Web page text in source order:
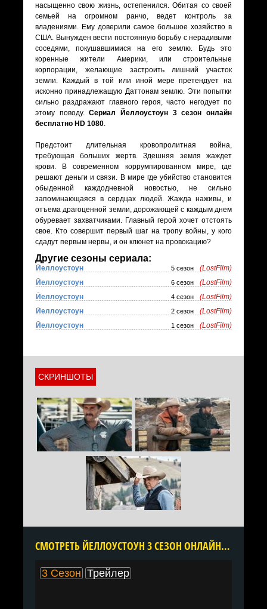
насыщенно свою жизнь, остепенился. Обитая со своей
семьей на огромном ранчо, ведет контроль за
владениями. Ему доверили самое большое хозяйство в
США. Вынужден вести постоянную борьбу с нерадивыми
соседями, покушавшимися на его землю. Будь это
коренные жители Америки, или строительные
корпорации, желающие застроить лишний участок
земли. Каждый в той или иной мере претендует на
исконно принадлежащую Даттонам землю. Эти попытки
сильно раздражают главного героя, часто негодует по
этому поводу.Сериал Йеллоустоун 3 сезон онлайн
бесплатно HD 1080.
Предстоит длительная кровопролитная война,
требующая больших жертв. Здешняя земля жаждет
крови. В современном коррумпированном мире, где
решают деньги и связи. В мире где убийство становится
обыденной каждодневной новостью, не сильно
запоминающаяся в сердцах людей. Жажда наживы, и
отъема драгоценной земли, дорожающей с каждым днем
обуревает захватчиками. Главный герой хочет отстоять
свое. Кто совершит первый шаг на тропу войны, у кого
сдадут первым нервы, и он клюнет на провокацию?
Другие сезоны сериала:
Йеллоустоун 5 сезон
(LostFilm)
Йеллоустоун
6 сезон
(LostFilm)
Йеллоустоун
4 сезон
(LostFilm)
Йеллоустоун
2 сезон
(LostFilm)
Йеллоустоун
1 сезон (LostFilm)
СКРИНШОТЫ
CМОТРЕТЬ ЙЕЛЛОУСТОУН 3 СЕЗОН ОНЛАЙН В ХОРОШЕМ КАЧЕСТВЕ ВСЕ СЕРИИ ПОДРЯД БЕСПЛАТНО
3 Сезон Трейлер